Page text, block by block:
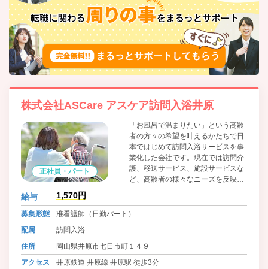
株式会社ASCare アスケア訪問入浴井原
正社員・パート
「お風呂で温まりたい」という高齢
者の方々の希望を叶えるかたちで日
本ではじめて訪問入浴サービスを事
業化した会社です。現在では訪問介
護、移送サービス、施設サービスな
ど、高齢者の様々なニーズを反映し
給与 1,570円
募集形態
准看護師（日勤パート）
配属
訪問入浴
住所
岡山県井原市七日市町１４９
アクセス
井原鉄道 井原線 井原駅 徒歩3分